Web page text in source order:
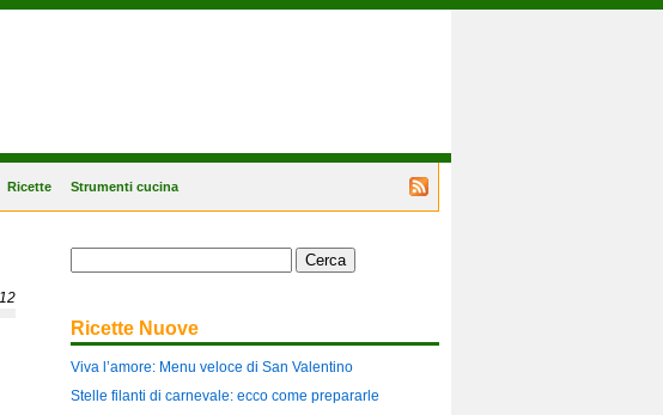
Ricette Strumenti cucina
Ricette Nuove
Viva l’amore: Menu veloce di San Valentino
Stelle filanti di carnevale: ecco come prepararle